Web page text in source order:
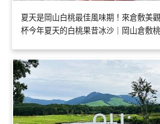
夏天是岡山白桃最佳風味期！來倉敷美
杯今年夏天的白桃果昔冰沙｜岡山倉敷